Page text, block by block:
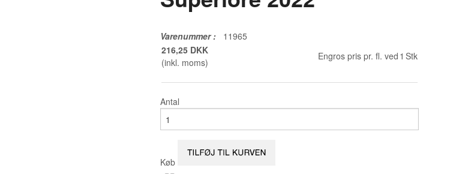
Varenummer:
11965
216,25 DKK
(inkl. moms)
Engros pris pr. fl. ved 1 Stk
Antal
Køb